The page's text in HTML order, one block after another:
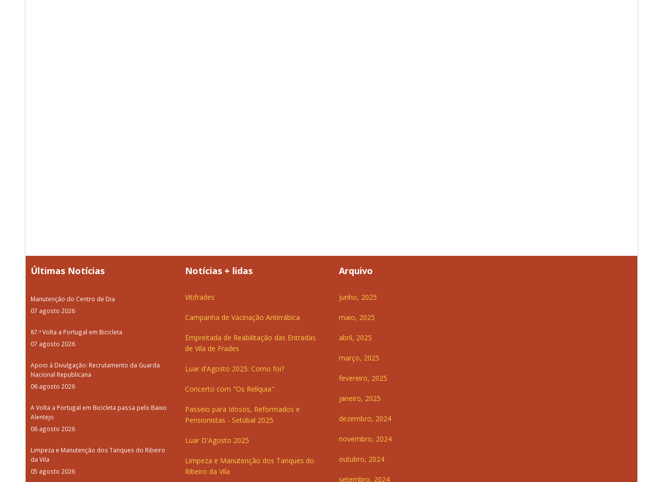
Últimas Notícias
Manutenção do Centro de Dia
07 agosto 2026
87.ª Volta a Portugal em Bicicleta
07 agosto 2026
Apoio à Divulgação: Recrutamento da Guarda
Nacional Republicana
06 agosto 2026
A Volta a Portugal em Bicicleta passa pelo Baixo
Alentejo
06 agosto 2026
Limpeza e Manutenção dos Tanques do Ribeiro
da Vila
05 agosto 2026
Notícias + lidas
Vitifrades
Campanha de Vacinação Antirrábica
Empreitada de Reabilitação das Entradas
de Vila de Frades
Luar d'Agosto 2025: Como foi?
Concerto com "Os Relíquia"
Passeio para Idosos, Reformados e
Pensionistas - Setúbal 2025
Luar D'Agosto 2025
Limpeza e Manutenção dos Tanques do
Ribeiro da Vila
Arquivo
junho, 2025
maio, 2025
abril, 2025
março, 2025
fevereiro, 2025
janeiro, 2025
dezembro, 2024
novembro, 2024
outubro, 2024
setembro, 2024